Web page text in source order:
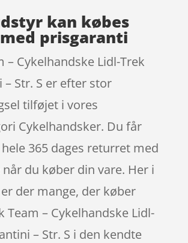
kan købes
prisgaranti
– Cykelhandske Lidl-Trek
– Str. S er efter stor
tilføjet i vores
Cykelhandsker. Du får
365 dages returret med
du køber din vare. Her i
der mange, der køber
Team – Cykelhandske Lidl-
– Str. S i den kendte